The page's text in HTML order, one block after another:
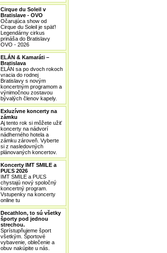
Cirque du Soleil v
Bratislave - OVO
Očarujúca show od
Cirque du Soleil je späť!
Legendárny cirkus
prináša do Bratislavy
OVO - 2026
ELÁN & Kamaráti –
Bratislava
ELÁN sa po dvoch rokoch
vracia do rodnej
Bratislavy s novým
koncertným programom a
výnimočnou zostavou
bývalých členov kapely.
Exluzívne koncerty na
zámku
Aj tento rok si môžete užiť
koncerty na nádvorí
nádherného hotela a
zámku zároveň. Vyberte
si z nasledovných
plánovaných koncertov.
Koncerty IMT SMILE a
PUĽS 2026
IMT SMILE a PUĽS
chystajú nový spoločný
koncertný program.
Vstupenky na koncerty
online tu
Decathlon, to sú všetky
športy pod jednou
strechou.
Sprístupňujeme šport
všetkým. Športové
vybavenie, oblečenie a
obuv nakúpite u nás.